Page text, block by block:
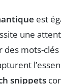
est
une
des mots-
snippets